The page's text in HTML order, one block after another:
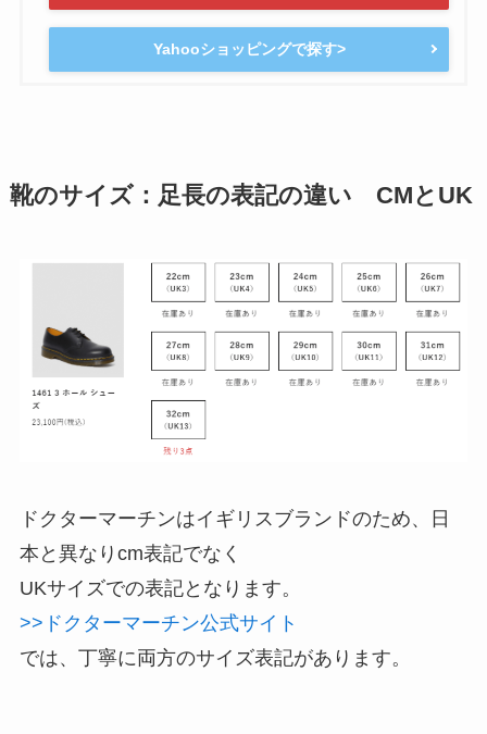
Yahooショッピングで探す>
靴のサイズ：足長の表記の違い CMとUK
ドクターマーチンはイギリスブランドのため、日
本と異なりcm表記でなく
UKサイズでの表記となります。
>>ドクターマーチン公式サイト
では、丁寧に両方のサイズ表記があります。